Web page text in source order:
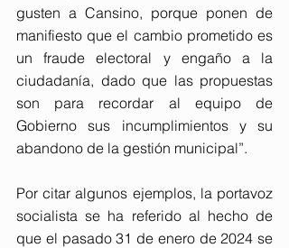
gusten a Cansino, porque ponen de
manifiesto que el cambio prometido es
un fraude electoral y engaño a la
ciudadanía, dado que las propuestas
son para recordar al equipo de
Gobierno sus incumplimientos y su
abandono de la gestión municipal”.
Por citar algunos ejemplos, la portavoz
socialista se ha referido al hecho de
que el pasado 31 de enero de 2024 se